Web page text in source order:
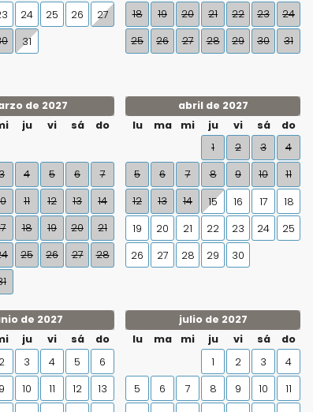
24 25 26
27
31
18
19 20 21 22 23
24
25
26 27 28 29 30 31
de 2027
ju vi sá do
4 5 6
7
11 12 13
14
18 19 20
21
25 26 27
28
abril de 2027
lu
ma mi ju vi sá
do
1
2 3
4
5
6 7 8 9 10
11
12
13 14 15 16 17
18
19
20 21 22 23 24
25
26
27 28 29 30
de 2027
ju vi sá
do
2 3 4 5
6
9 10 11 12
13
julio de 2027
lu
ma mi ju vi sá
do
1
2 3
4
5
6 7 8 9 10
11